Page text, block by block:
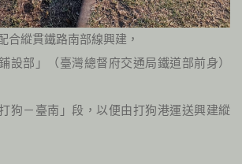
合縱貫鐵路南部線興建，
設部」（臺灣總督府交通局鐵道部前身）
狗－臺南」段，以便由打狗港運送興建縱